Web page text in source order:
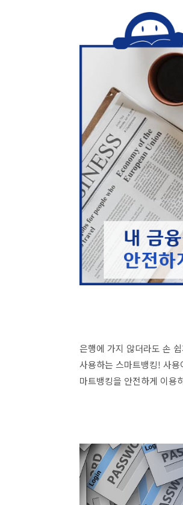
은행에 가지 않더라도 손
사용하는 스마트뱅킹! 사
마트뱅킹을 안전하게 이용